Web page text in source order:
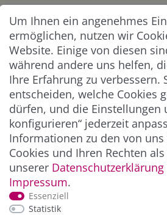
Abonnieren
** Hierbei handelt
ZAHLUNG & VERSAND
Um Ihnen ein angenehmes
ermöglichen, nutzen wir
Website. Einige von diesen
während andere uns helfen,
Ihre Erfahrung zu verbessern.
entscheiden, welche Cookies
dürfen, und die Einstellungen
konfigurieren“ jederzeit
Informationen zu den von
Cookies und Ihren Rechten
unserer Daten­schutz­erklärung
Impressum.
Essenziell
Statistik